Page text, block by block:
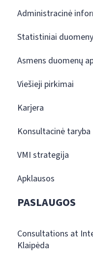
Administracinė
Statistiniai
Asmens duomenų
Viešieji pirkimai
Karjera
Konsultacinė taryba
VMI strategija
Apklausos
PASLAUGOS
Consultations at
Klaipėda